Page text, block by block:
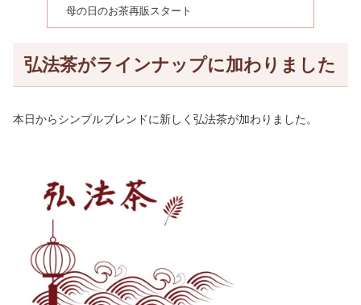
母の日のお茶再販スタート
弘法茶がラインナップに加わりました
本日からシンプルブレンドに新しく弘法茶が加わりました。